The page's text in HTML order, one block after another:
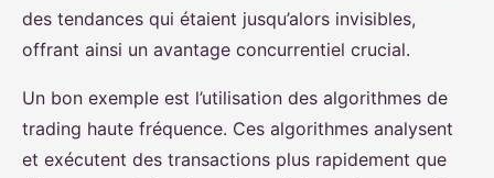
des tendances qui étaient jusqu’alors invisibles,
offrant ainsi un avantage concurrentiel crucial.
Un bon exemple est l’utilisation des algorithmes de
trading haute fréquence. Ces algorithmes analysent
et exécutent des transactions plus rapidement que